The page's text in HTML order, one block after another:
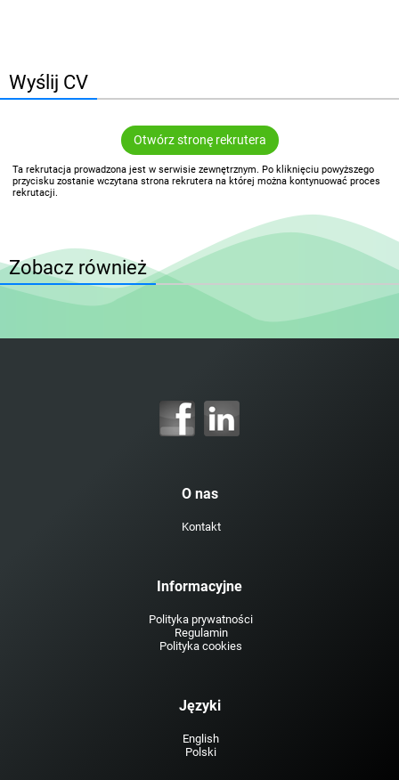
Wyślij CV
Otwórz stronę rekrutera
Ta rekrutacja prowadzona jest w serwisie zewnętrznym. Po kliknięciu powyższego
przycisku zostanie wczytana strona rekrutera na której można kontynuować proces
rekrutacji.
Zobacz również
O nas
Kontakt
Informacyjne
Polityka prywatności
Regulamin
Polityka cookies
Języki
English
Polski